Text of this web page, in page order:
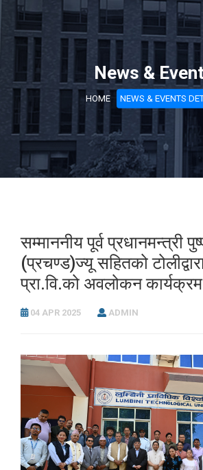
News &
HOME NEWS & EVENTS
सम्माननीय पूर्व प्रधानमन्त्री
(प्रचण्ड)ज्यू सहितको
प्रा.वि.को अवलोकन कार्यक्रम
04 APR 2025 ADMIN